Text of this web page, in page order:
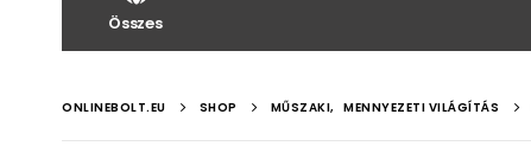
Összes
ONLINEBOLT.EU SHOP MŰSZAKI, MENNYEZETI VILÁGÍTÁS